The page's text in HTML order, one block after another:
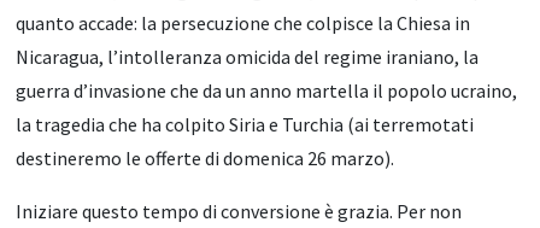
quanto accade: la persecuzione che colpisce la Chiesa in
Nicaragua, l’intolleranza omicida del regime iraniano, la
guerra d’invasione che da un anno martella il popolo ucraino,
la tragedia che ha colpito Siria e Turchia (ai terremotati
destineremo le offerte di domenica 26 marzo).
Iniziare questo tempo di conversione è grazia. Per non